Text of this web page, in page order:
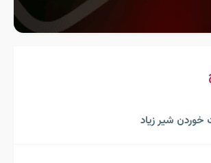
شیر زیاد